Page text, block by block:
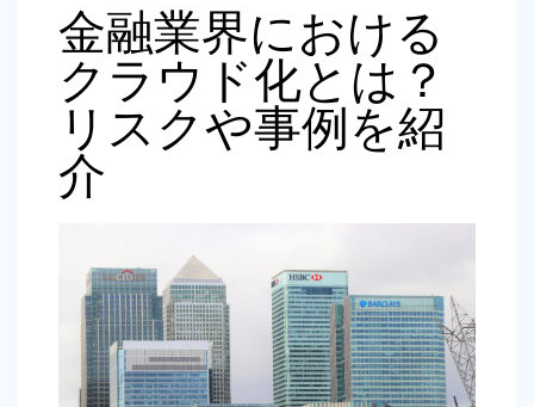
金融業界における
クラウド化とは？
リスクや事例を紹
介